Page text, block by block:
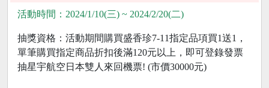
活動時間：2024/1/10(三) ~ 2024/2/20(二)
抽獎資格：活動期間購買盛香珍7-11指定品項買1送1，
單筆購買指定商品折扣後滿120元以上，即可登錄發票
抽星宇航空日本雙人來回機票! (市價30000元)